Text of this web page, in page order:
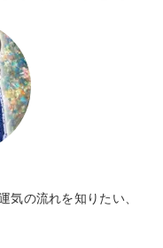
気の流れを知りたい、